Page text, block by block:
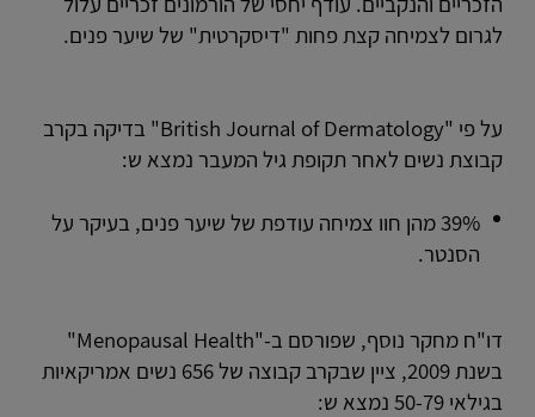
לגרום לצמיחה קצת פחות "דיסקרטית" של שיער פנים.
על פי "British Journal of Dermatology" בדיקה בקרב
קבוצת נשים לאחר תקופת גיל המעבר נמצא ש:
39% מהן חוו צמיחה עודפת של שיער פנים, בעיקר על
הסנטר.
דו"ח מחקר נוסף, שפורסם ב-"Menopausal Health"
בשנת 2009, ציין שבקרב קבוצה של 656 נשים אמריקאיות
בגילאי 50-79 נמצא ש: